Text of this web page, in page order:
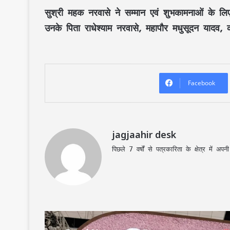
सुश्रीमहक नरवासेने सम्मान एवं शुभकामनाओं के
उनके पिता राधेश्याम नरवासे,महापौर मधुसूदन यादव,
Facebook
jagjaahir desk
पिछले 7 वर्षों से पत्रकारिता के क्षेत्र में